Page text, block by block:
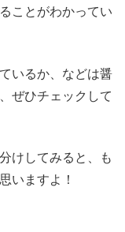
ことがわかってい
いるか、などは醤
ぜひチェックして
けしてみると、も
いますよ！